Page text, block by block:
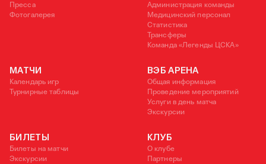
Пресса
Фотогалерея
Администрация команды
Медицинский персонал
Статистика
Трансферы
Команда «Легенды ЦСКА»
МАТЧИ
Календарь игр
Турнирные таблицы
ВЭБ АРЕНА
Общая информация
Проведение мероприятий
Услуги в день матча
Экскурсии
БИЛЕТЫ
Билеты на матчи
Экскурсии
КЛУБ
О клубе
Партнеры